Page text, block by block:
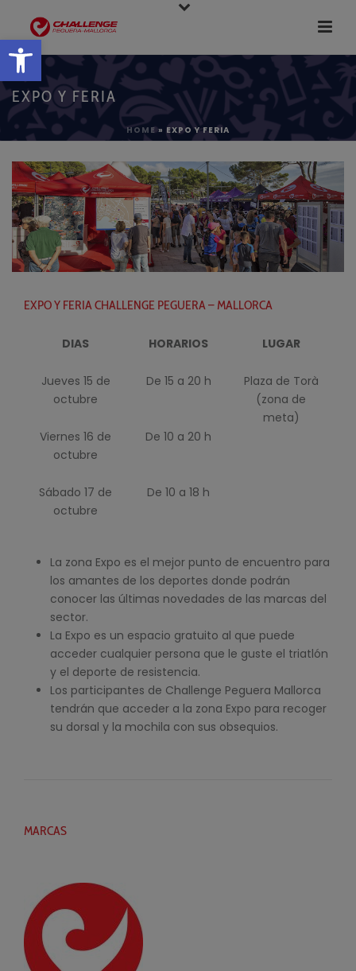
Abrir barra de herramientas
EXPO Y FERIA
HOME» EXPO Y FERIA
EXPO Y FERIA CHALLENGE PEGUERA – MALLORCA
DIAS HORARIOS LUGAR
Jueves 15 de
octubre
De 15 a 20 h
Plaza de Torà
(zona de
meta)
Viernes 16 de
octubre
De 10 a 20 h
Sábado 17 de
octubre
De 10 a 18 h
La zona Expo es el mejor punto de encuentro para
los amantes de los deportes donde podrán
conocer las últimas novedades de las marcas del
sector.
La Expo es un espacio gratuito al que puede
acceder cualquier persona que le guste el triatlón
y el deporte de resistencia.
Los participantes de Challenge Peguera Mallorca
tendrán que acceder a la zona Expo para recoger
su dorsal y la mochila con sus obsequios.
MARCAS